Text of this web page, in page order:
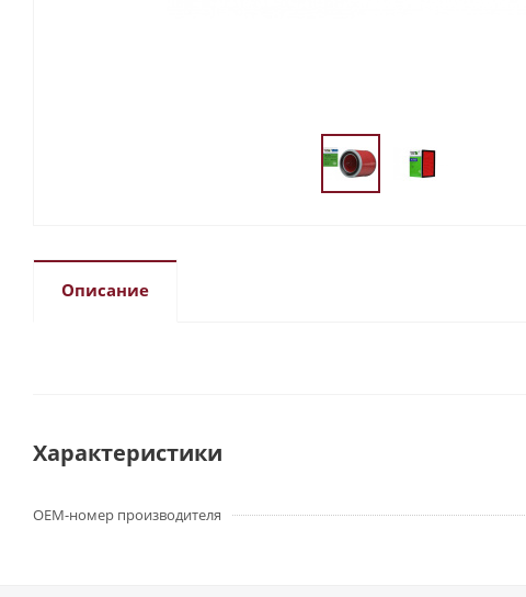
Описание
Характеристики
OEM-номер производителя